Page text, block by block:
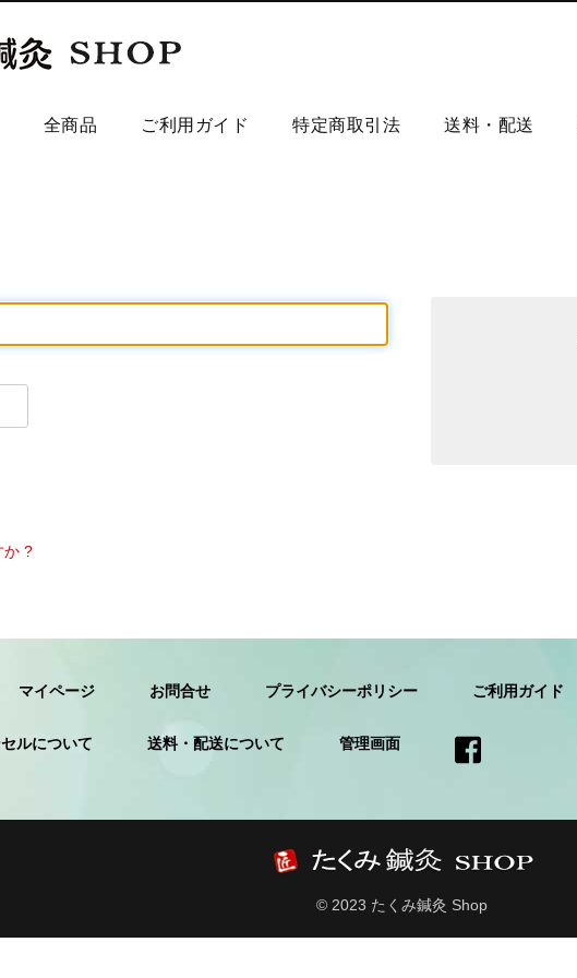
全商品 ご利用ガイド 特定商取引法 送料・配送
か ?
マイページ お問合せ プライバシーポリシー ご利用ガイド
ルについて 送料・配送について 管理画面
© 2023 たくみ鍼灸 Shop